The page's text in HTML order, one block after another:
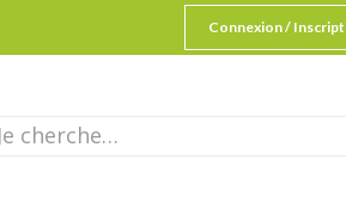
Connexion /